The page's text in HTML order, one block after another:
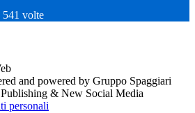
541 volte
and powered by Gruppo Spaggiari
& New Social Media
personali